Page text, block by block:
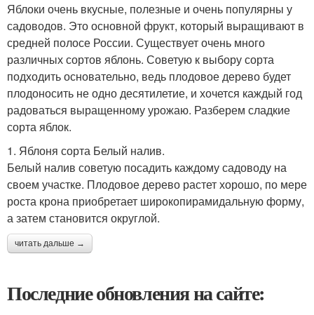
Яблоки очень вкусные, полезные и очень популярны у
садоводов. Это основной фрукт, который выращивают в
средней полосе России. Существует очень много
различных сортов яблонь. Советую к выбору сорта
подходить основательно, ведь плодовое дерево будет
плодоносить не одно десятилетие, и хочется каждый год
радоваться выращенному урожаю. Разберем сладкие
сорта яблок.
1. Яблоня сорта Белый налив.
Белый налив советую посадить каждому садоводу на
своем участке. Плодовое дерево растет хорошо, по мере
роста крона приобретает широкопирамидальную форму,
а затем становится округлой.
читать дальше →
Последние обновления на сайте: